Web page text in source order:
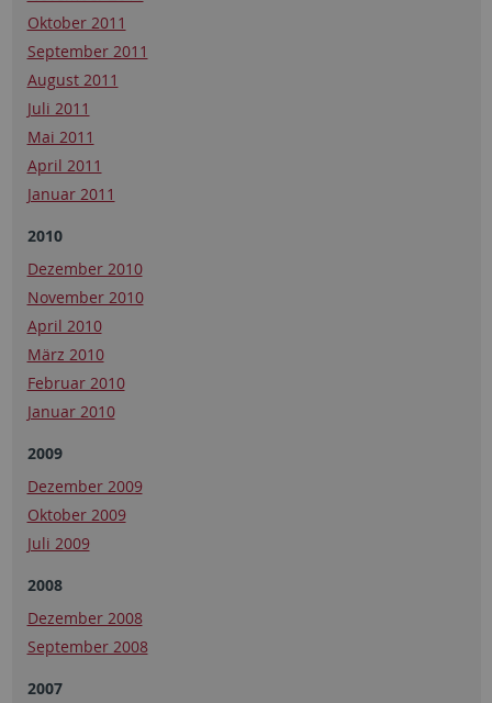
Oktober 2011
September 2011
August 2011
Juli 2011
Mai 2011
April 2011
Januar 2011
2010
Dezember 2010
November 2010
April 2010
März 2010
Februar 2010
Januar 2010
2009
Dezember 2009
Oktober 2009
Juli 2009
2008
Dezember 2008
September 2008
2007